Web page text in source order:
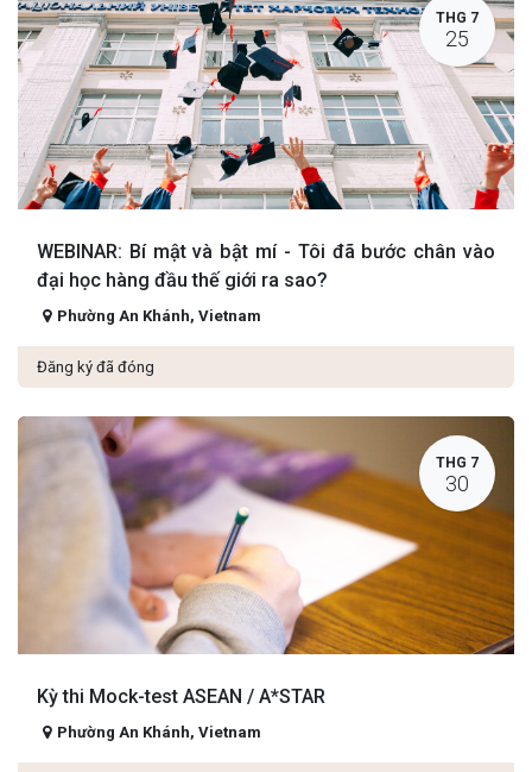
THG 7
25
WEBINAR: Bí mật và bật mí - Tôi đã bước chân vào
đại học hàng đầu thế giới ra sao?
Phường An Khánh, Vietnam
Đăng ký đã đóng
THG 7
30
Kỳ thi Mock-test ASEAN / A*STAR
Phường An Khánh, Vietnam